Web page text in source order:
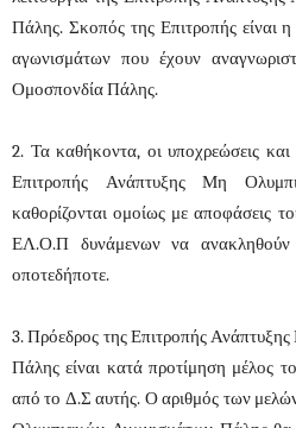
Πάλης. Σκοπός της Επιτροπής είναι
αγωνισμάτων που έχουν
Ομοσπονδία Πάλης.
2. Τα καθήκοντα, οι υποχρεώσεις
Επιτροπής Ανάπτυξης Μη
καθορίζονται ομοίως με αποφάσεις
ΕΛ.Ο.Π δυνάμενων να
οποτεδήποτε.
3. Πρόεδρος της Επιτροπής
Πάλης είναι κατά προτίμηση μέλος
από το Δ.Σ αυτής. Ο αριθμός των